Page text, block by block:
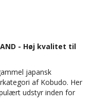
- Høj kvalitet til
japansk
af Kobudo. Her
udstyr inden for